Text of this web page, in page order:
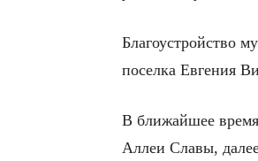
Благоустройство
поселка Евгения
В ближайшее время
Аллеи Славы,